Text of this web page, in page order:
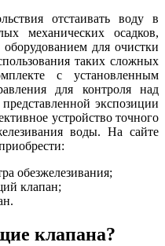
отстаивать воду в
механических осадков,
для очистки
таких сложных
с установленным
для контроля над
экспозиции
устройство точного
воды. На сайте
обезжелезивания;
клапан;
клапана?